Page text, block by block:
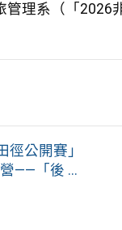
理系（「2026
公開賽」
——「後 ...